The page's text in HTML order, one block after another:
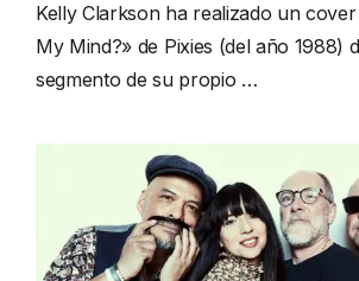
Kelly Clarkson ha realizado un
My Mind?» de Pixies (del año 1988)
segmento de su propio …